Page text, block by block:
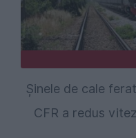
Șinele de cale
CFR a redus